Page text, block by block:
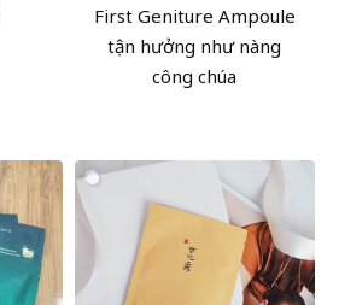
First Geniture Ampoule
tận hưởng như nàng
công chúa